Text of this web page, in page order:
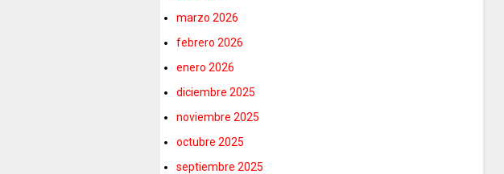
marzo 2026
febrero 2026
enero 2026
diciembre 2025
noviembre 2025
octubre 2025
septiembre 2025